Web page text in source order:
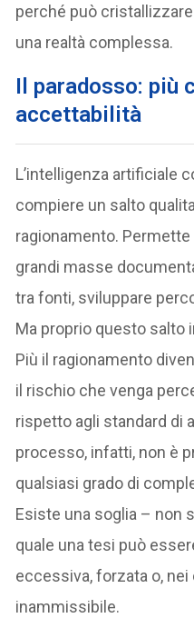
perché può
una realtà complessa.
Il paradosso: più
accettabilità
L’intelligenza artificiale
compiere un salto
ragionamento.
grandi masse
tra fonti, sviluppare
Ma proprio questo salto
Più il ragionamento
il rischio che venga
rispetto agli standard di
processo, infatti, non è
qualsiasi grado di
Esiste una soglia – non
quale una tesi può
eccessiva, forzata o,
inammissibile.